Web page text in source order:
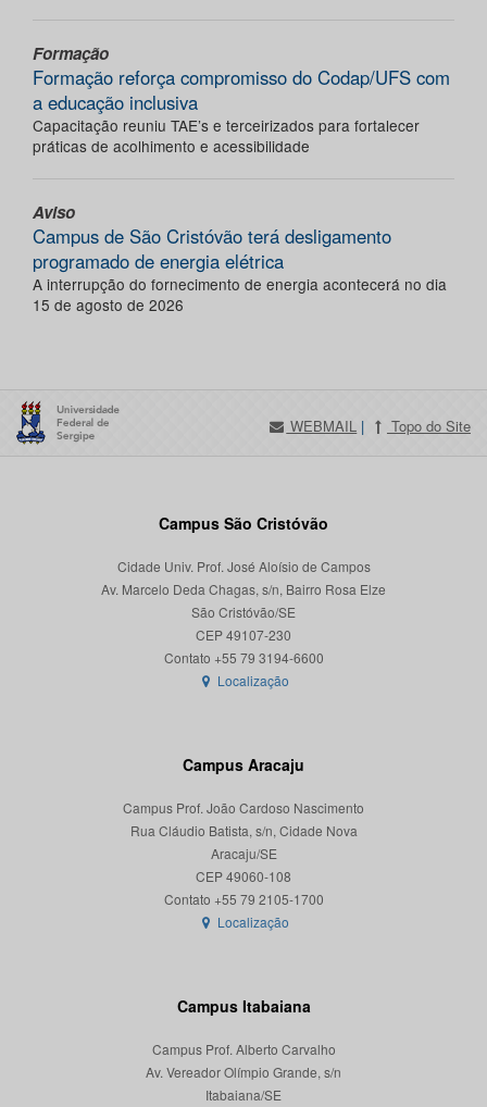
Formação
Formação reforça compromisso do Codap/UFS com
a educação inclusiva
Capacitação reuniu TAE’s e terceirizados para fortalecer
práticas de acolhimento e acessibilidade
Aviso
Campus de São Cristóvão terá desligamento
programado de energia elétrica
A interrupção do fornecimento de energia acontecerá no dia
15 de agosto de 2026
WEBMAIL | Topo do Site
Campus São Cristóvão
Cidade Univ. Prof. José Aloísio de Campos
Av. Marcelo Deda Chagas, s/n, Bairro Rosa Elze
São Cristóvão/SE
CEP 49107-230
Localização
Campus Aracaju
Campus Prof. João Cardoso Nascimento
Rua Cláudio Batista, s/n, Cidade Nova
Aracaju/SE
CEP 49060-108
Localização
Campus Itabaiana
Campus Prof. Alberto Carvalho
Av. Vereador Olímpio Grande, s/n
Itabaiana/SE